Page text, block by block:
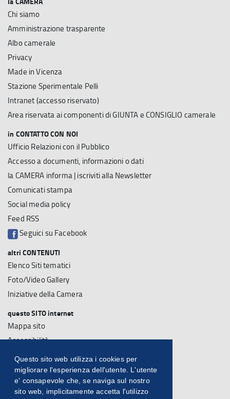
Questo sito web utilizza i cookies per
migliorare l'esperienza dell'utente. L'utente
e' consapevole che, se naviga sul nostro
sito web, implicitamente accetta l'utilizzo
Chi siamo
Amministrazione trasparente
Albo camerale
Privacy
Made in Vicenza
Stazione Sperimentale Pelli
Intranet (accesso riservato)
Area riservata ai componenti di GIUNTA e CONSIGLIO camerale
in CONTATTO CON NOI
Ufficio Relazioni con il Pubblico
Accesso a documenti, informazioni o dati
la CAMERA informa | iscriviti alla Newsletter
Comunicati stampa
Social media policy
Feed RSS
Seguici su Facebook
altri CONTENUTI
Elenco Siti tematici
Foto/Video Gallery
Iniziative della Camera
questo SITO internet
Mappa sito
Accessibilità
Note Legali
Su questo sito
Statistiche sito